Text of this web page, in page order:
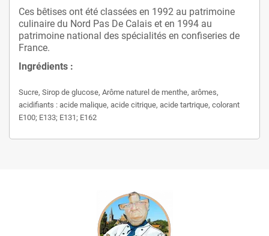
Ces bêtises ont été classées en 1992 au patrimoine
culinaire du Nord Pas De Calais et en 1994 au
patrimoine national des spécialités en confiseries de
France.
Ingrédients :
Sucre, Sirop de glucose, Arôme naturel de menthe, arômes,
acidifiants : acide malique, acide citrique, acide tartrique, colorant
E100; E133; E131; E162